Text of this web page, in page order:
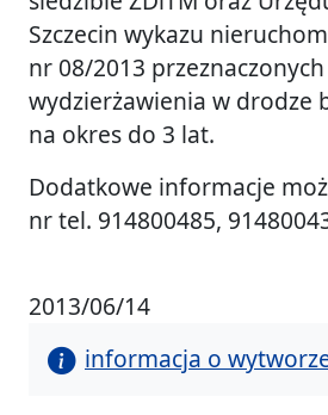
Szczecin wykazu
nr 08/2013
wydzierżawienia w drodze
na okres do 3 lat.
Dodatkowe informacje
nr tel. 914800485,
2013/06/14
informacja o